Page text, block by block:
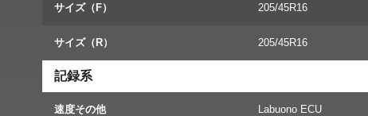
サイズ（F） 205/45R16
サイズ（R） 205/45R16
記録系
速度その他 Labuono ECU